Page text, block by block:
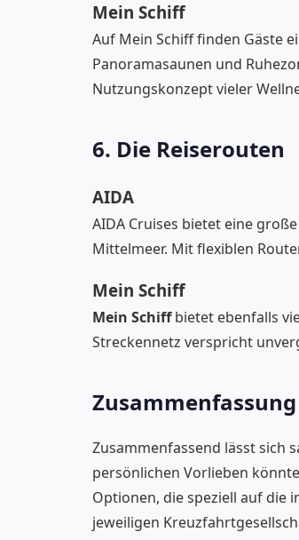
Mein Schiff
Auf Mein Schiff finden Gäste
Panoramasaunen und
Nutzungskonzept vieler
6. Die Reiserouten
AIDA
AIDA Cruises bietet eine
Mittelmeer. Mit flexiblen
Mein Schiff
Mein Schiffbietet ebenfalls
Streckennetz verspricht
Zusammenfassung
Zusammenfassend lässt sich
persönlichen Vorlieben
Optionen, die speziell auf die
jeweiligen